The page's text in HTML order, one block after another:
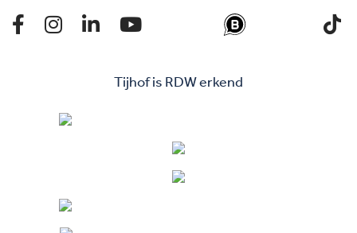
Tijhof is RDW erkend